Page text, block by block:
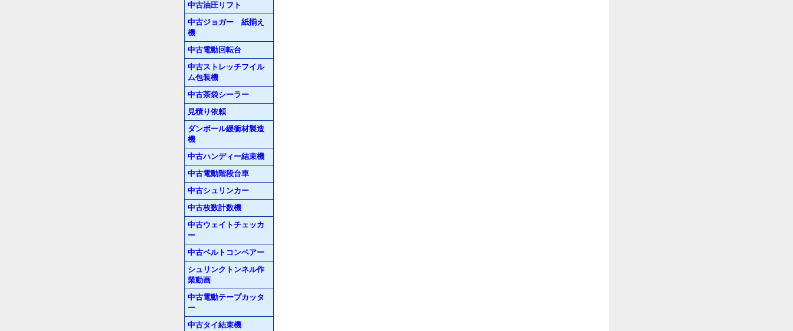
中古油圧リフト
中古ジョガー 紙揃え
機
中古電動回転台
中古ストレッチフイル
ム包装機
中古茶袋シーラー
見積り依頼
ダンボール緩衝材製造
機
中古ハンディー結束機
中古電動階段台車
中古シュリンカー
中古枚数計数機
中古ウェイトチェッカ
ー
中古ベルトコンベアー
シュリンクトンネル作
業動画
中古電動テープカッタ
ー
中古タイ結束機